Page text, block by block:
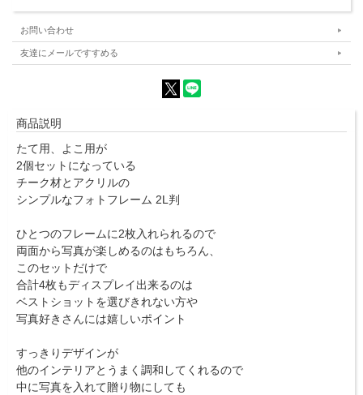
お問い合わせ
友達にメールですすめる
商品説明
たて用、よこ用が
2個セットになっている
チーク材とアクリルの
シンプルなフォトフレーム 2L判
ひとつのフレームに2枚入れられるので
両面から写真が楽しめるのはもちろん、
このセットだけで
合計4枚もディスプレイ出来るのは
ベストショットを選びきれない方や
写真好きさんには嬉しいポイント
すっきりデザインが
他のインテリアとうまく調和してくれるので
中に写真を入れて贈り物にしても